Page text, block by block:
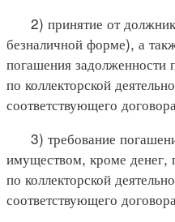
2) принятие от
безналичной форме), а
погашения задолженности
по коллекторской
соответствующего
3) требование
имуществом, кроме денег,
по коллекторской
соответствующего